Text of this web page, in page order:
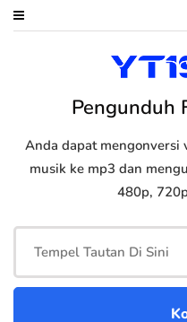
Pengunduh
Anda dapat mengonversi
musik ke mp3 dan
480p,